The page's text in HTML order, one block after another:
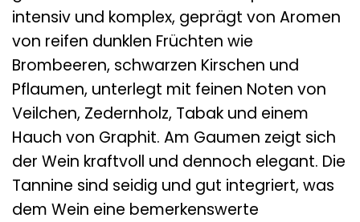
intensiv und komplex, geprägt von Aromen
von reifen dunklen Früchten wie
Brombeeren, schwarzen Kirschen und
Pflaumen, unterlegt mit feinen Noten von
Veilchen, Zedernholz, Tabak und einem
Hauch von Graphit. Am Gaumen zeigt sich
der Wein kraftvoll und dennoch elegant. Die
Tannine sind seidig und gut integriert, was
dem Wein eine bemerkenswerte